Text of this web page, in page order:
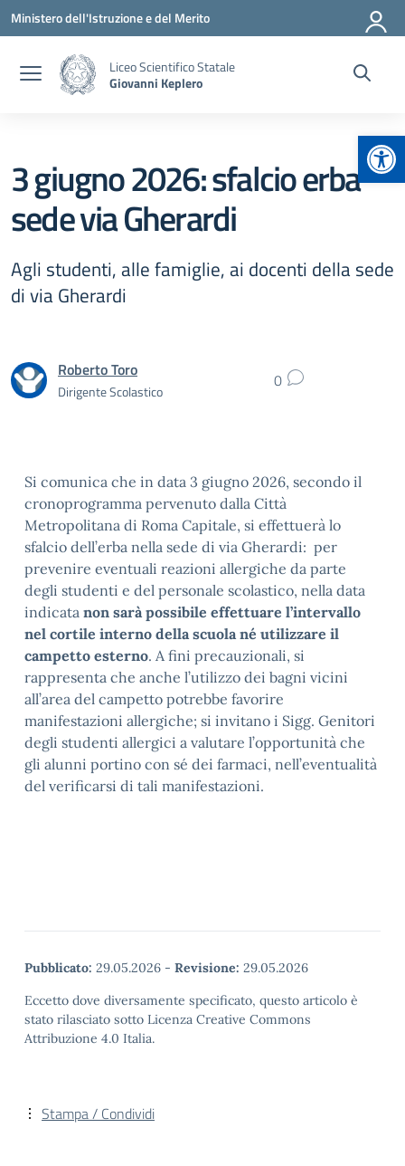
Vai ai contenuti
Vai al menu di navigazione
Vai al footer
Ministero dell'Istruzione e del Merito
Liceo Scientifico Statale
Giovanni Keplero
3 giugno 2026: sfalcio erba
sede via Gherardi
Agli studenti, alle famiglie, ai docenti della sede
di via Gherardi
Roberto Toro
Dirigente Scolastico 0
Si comunica che in data 3 giugno 2026, secondo il
cronoprogramma pervenuto dalla Città
Metropolitana di Roma Capitale, si effettuerà lo
sfalcio dell’erba nella sede di via Gherardi: per
prevenire eventuali reazioni allergiche da parte
degli studenti e del personale scolastico, nella data
indicata non sarà possibile effettuare l’intervallo
nel cortile interno della scuola né utilizzare il
campetto esterno. A fini precauzionali, si
rappresenta che anche l’utilizzo dei bagni vicini
all’area del campetto potrebbe favorire
manifestazioni allergiche; si invitano i Sigg. Genitori
degli studenti allergici a valutare l’opportunità che
gli alunni portino con sé dei farmaci, nell’eventualità
del verificarsi di tali manifestazioni.
Pubblicato: 29.05.2026 - Revisione: 29.05.2026
Eccetto dove diversamente specificato, questo articolo è
stato rilasciato sotto Licenza Creative Commons
Attribuzione 4.0 Italia.
Stampa / Condividi